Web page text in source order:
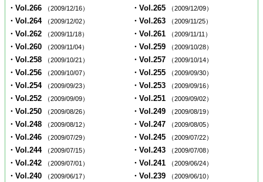
・Vol.266 （2009/12/16） ・Vol.265 （2009/12/09）
・Vol.264 （2009/12/02） ・Vol.263 （2009/11/25）
・Vol.262 （2009/11/18） ・Vol.261 （2009/11/11）
・Vol.260 （2009/11/04） ・Vol.259 （2009/10/28）
・Vol.258 （2009/10/21） ・Vol.257 （2009/10/14）
・Vol.256 （2009/10/07） ・Vol.255 （2009/09/30）
・Vol.254 （2009/09/23） ・Vol.253 （2009/09/16）
・Vol.252 （2009/09/09） ・Vol.251 （2009/09/02）
・Vol.250 （2009/08/26） ・Vol.249 （2009/08/19）
・Vol.248 （2009/08/12） ・Vol.247 （2009/08/05）
・Vol.246 （2009/07/29） ・Vol.245 （2009/07/22）
・Vol.244 （2009/07/15） ・Vol.243 （2009/07/08）
・Vol.242 （2009/07/01） ・Vol.241 （2009/06/24）
・Vol.240 （2009/06/17） ・Vol.239 （2009/06/10）